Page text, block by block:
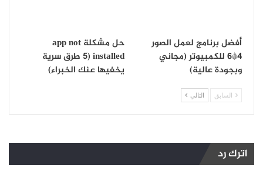
أفضل برنامج لعمل الصور
4*6 للكمبيوتر (مجاني
وبجودة عالية)
حل مشكلة app not
installed (5 طرق سرية
يخفيها عنك الخبراء)
السابق التالي
اترك رد